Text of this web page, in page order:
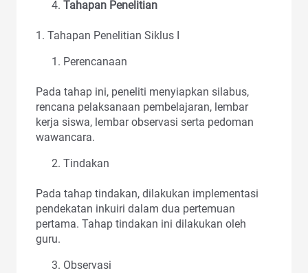
Tahapan Penelitian
1. Tahapan Penelitian Siklus I
Perencanaan
Pada tahap ini, peneliti menyiapkan silabus,
rencana pelaksanaan pembelajaran, lembar
kerja siswa, lembar observasi serta pedoman
wawancara.
Tindakan
Pada tahap tindakan, dilakukan implementasi
pendekatan inkuiri dalam dua pertemuan
pertama. Tahap tindakan ini dilakukan oleh
guru.
Observasi